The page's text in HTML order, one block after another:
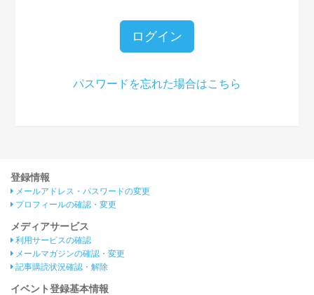
ログイン
パスワードを忘れた場合はこちら
登録情報
メールアドレス・パスワードの変更
プロフィールの確認・変更
メディアサービス
利用サービスの確認
メールマガジンの確認・変更
記事購読状況確認・解除
イベント登録基本情報